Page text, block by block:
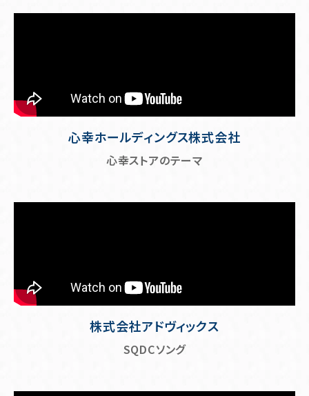
心幸ホールディングス株式会社
心幸ストアのテーマ
株式会社アドヴィックス
SQDCソング